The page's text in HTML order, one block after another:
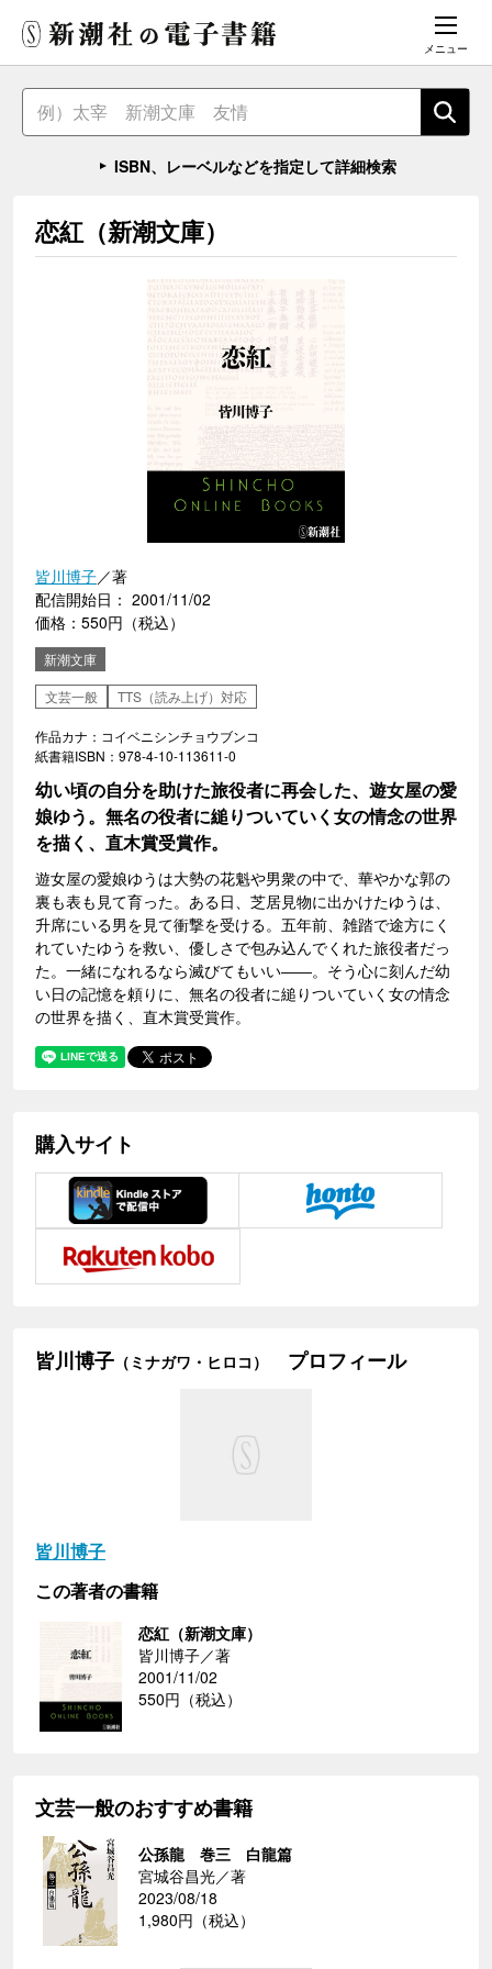
メニュー
ISBN、レーベルなどを指定して詳細検索
恋紅（新潮文庫）
皆川博子／著
配信開始日： 2001/11/02
価格：550円（税込）
新潮文庫
文芸一般
TTS（読み上げ）対応
作品カナ：コイベニシンチョウブンコ
紙書籍ISBN：978-4-10-113611-0
幼い頃の自分を助けた旅役者に再会した、遊女屋の愛
娘ゆう。無名の役者に縋りついていく女の情念の世界
を描く、直木賞受賞作。
遊女屋の愛娘ゆうは大勢の花魁や男衆の中で、華やかな郭の
裏も表も見て育った。ある日、芝居見物に出かけたゆうは、
升席にいる男を見て衝撃を受ける。五年前、雑踏で途方にく
れていたゆうを救い、優しさで包み込んでくれた旅役者だっ
た。一緒になれるなら滅びてもいい――。そう心に刻んだ幼
い日の記憶を頼りに、無名の役者に縋りついていく女の情念
の世界を描く、直木賞受賞作。
購入サイト
皆川博子 （ミナガワ・ヒロコ） プロフィール
皆川博子
この著者の書籍
恋紅（新潮文庫）
皆川博子／著
2001/11/02
550円（税込）
文芸一般のおすすめ書籍
公孫龍 巻三 白龍篇
宮城谷昌光／著
2023/08/18
1,980円（税込）